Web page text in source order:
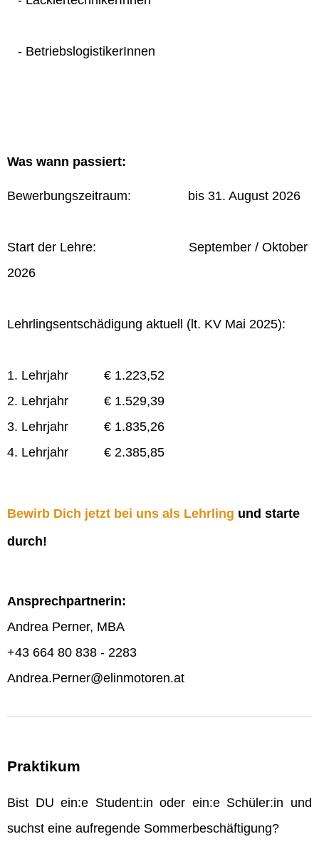
- BetriebslogistikerInnen
Was wann passiert:
Bewerbungszeitraum: bis 31. August 2026
Start der Lehre: September / Oktober
2026
Lehrlingsentschädigung aktuell (lt. KV Mai 2025):
1. Lehrjahr € 1.223,52
2. Lehrjahr € 1.529,39
3. Lehrjahr € 1.835,26
4. Lehrjahr € 2.385,85
Bewirb Dich jetzt bei uns als Lehrling und starte
durch!
Ansprechpartnerin:
Andrea Perner, MBA
+43 664 80 838 - 2283
Andrea.Perner@elinmotoren.at
Praktikum
Bist DU ein:e Student:in oder ein:e Schüler:in und
suchst eine aufregende Sommerbeschäftigung?